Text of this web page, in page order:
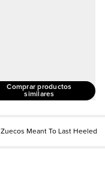
Comprar productos
similares
Zuecos Meant To Last Heeled